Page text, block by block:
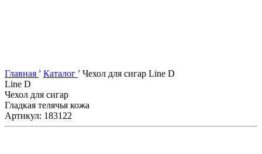
Главная › Каталог › Чехол для сигар Line D
Line D
Чехол для сигар
Гладкая телячья кожа
Артикул: 183122